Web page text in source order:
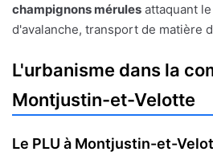
champignons mérules attaquant
d'avalanche, transport de matière
L'urbanisme dans la
Montjustin-et-Velotte
Le PLU à Montjustin-et-